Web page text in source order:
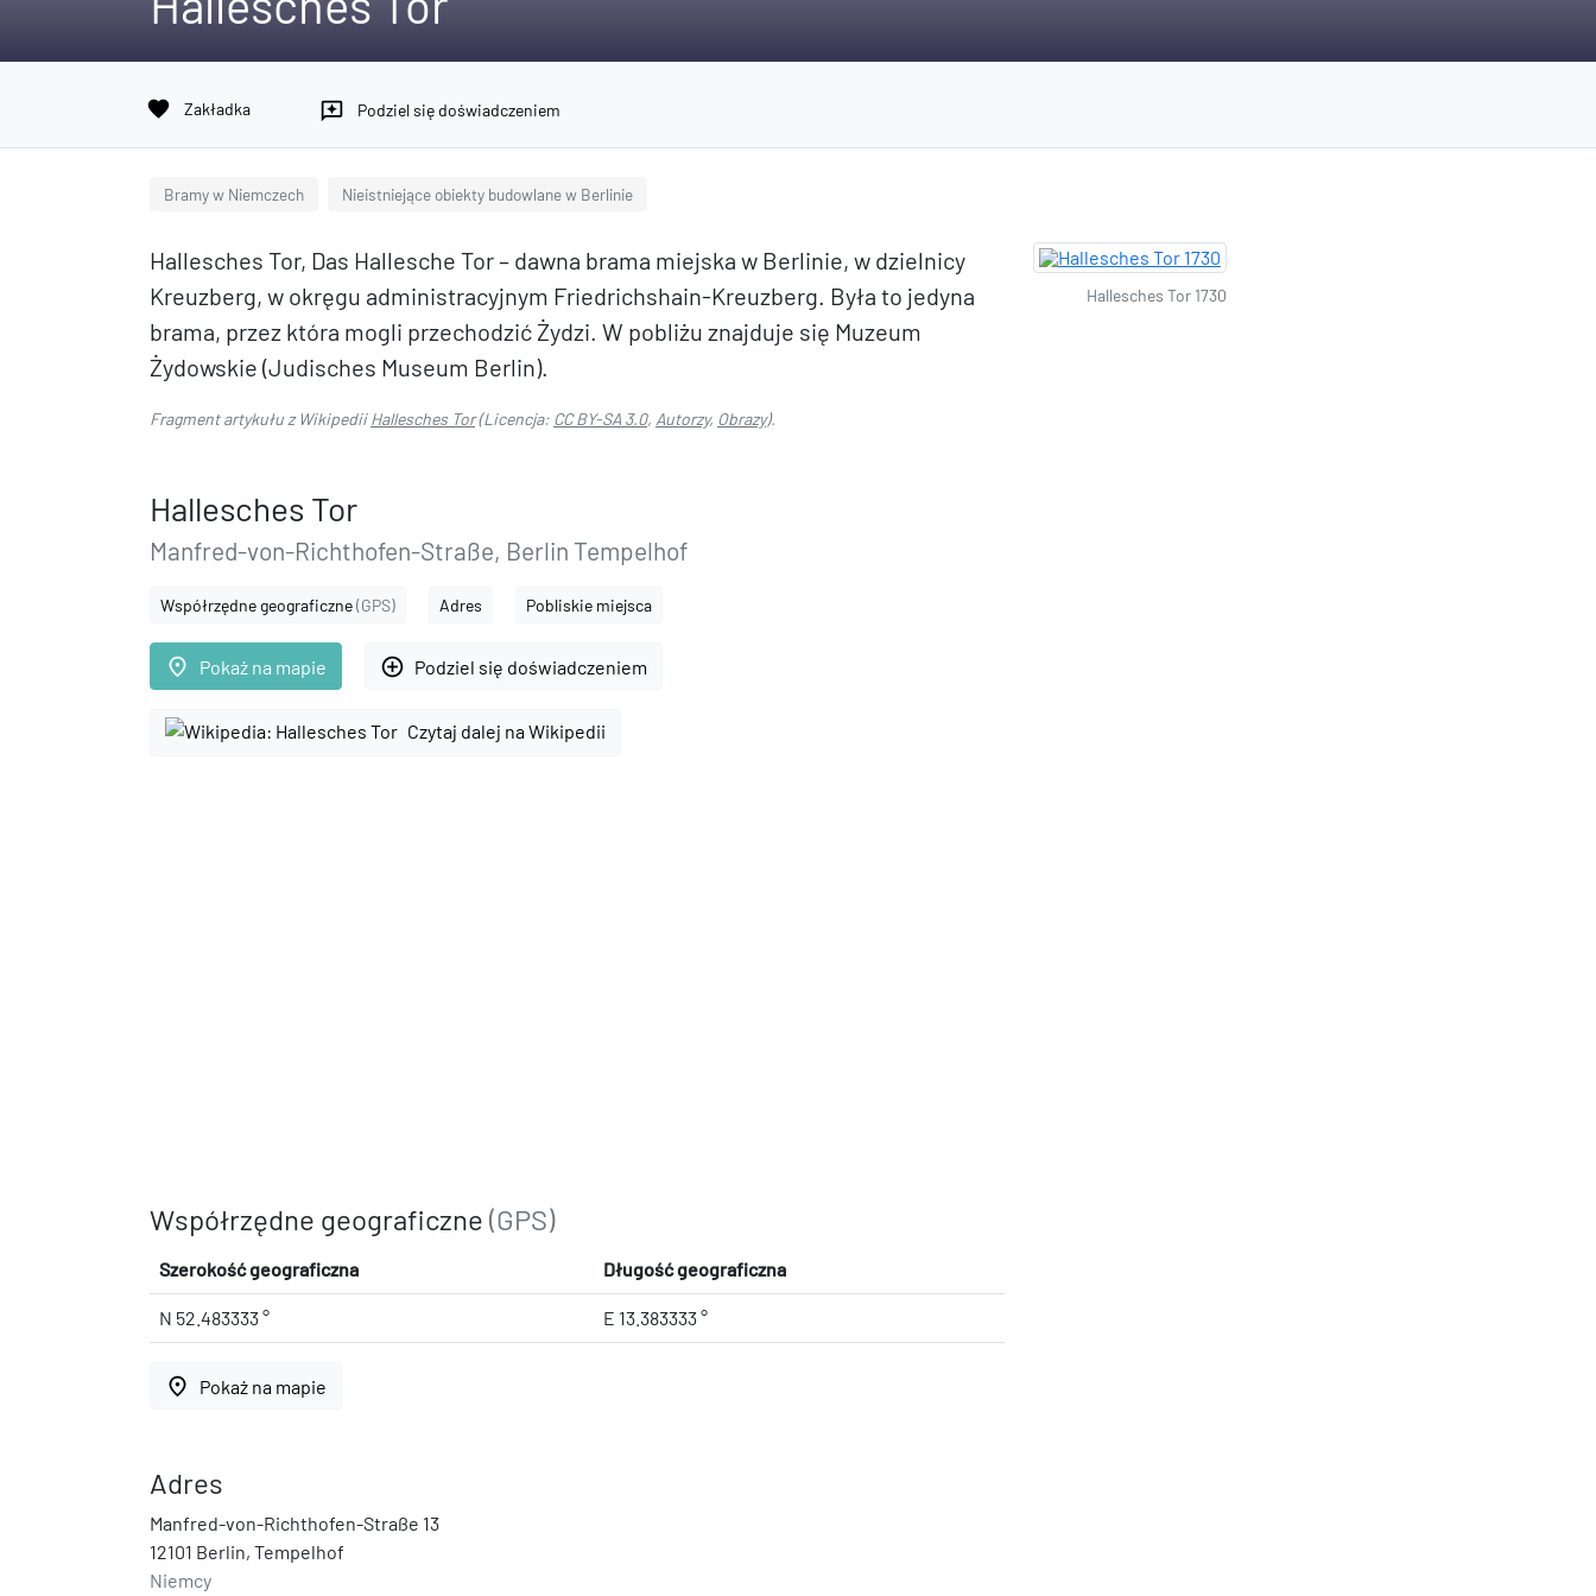
favorite Zakładka reviews Podziel się doświadczeniem
Bramy w Niemczech Nieistniejące obiekty budowlane w Berlinie
Hallesches Tor, Das Hallesche Tor – dawna brama miejska w Berlinie, w dzielnicy
Kreuzberg, w okręgu administracyjnym Friedrichshain-Kreuzberg. Była to jedyna
brama, przez która mogli przechodzić Żydzi. W pobliżu znajduje się Muzeum
Żydowskie (Judisches Museum Berlin).
Fragment artykułu z WikipediiHallesches Tor(Licencja: CC BY-SA 3.0, Autorzy, Obrazy).
Hallesches Tor
Manfred-von-Richthofen-Straße, Berlin Tempelhof
Współrzędne geograficzne(GPS) Adres Pobliskie miejsca
place Pokaż na mapie add_circle_outline Podziel się doświadczeniem
Czytaj dalej na Wikipedii
Współrzędne geograficzne (GPS)
Szerokość geograficzna Długość geograficzna
N 52.483333 ° E 13.383333 °
place Pokaż na mapie
Adres
Manfred-von-Richthofen-Straße 13
12101 Berlin, Tempelhof
Niemcy
Hallesches Tor 1730